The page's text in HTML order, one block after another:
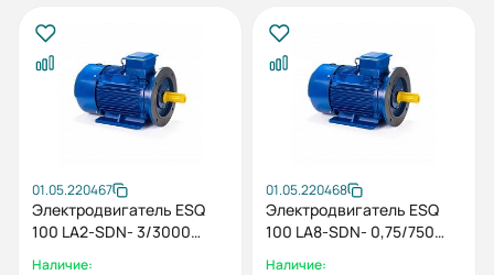
01.05.220467
Электродвигатель ESQ
100 LA2-SDN- 3/3000
Наличие:
01.05.220468
Электродвигатель ESQ
100 LA8-SDN- 0,75/750
Наличие: